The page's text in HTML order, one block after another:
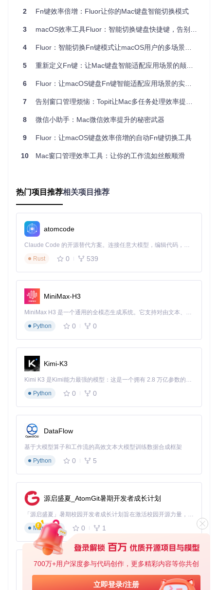
700万+用户深度参与代码创作，更多精彩内容等你共创
立即登录/注册
理效率提升了近30%。
图：Fluor的运行应用管理界面，可直观查看和设置各应用的F
核心功能解析：从问题到解决方案
智能应用识别与自动切换
解决方案：实时监测活跃应用并应用预设规则
作成本
Fluor会在状态栏显示当前的Fn键模式：【Apple模式】（Fn
2键）。当你从浏览器切换到代码编辑器时，它会自动将模式
问题：不同应用对Fn键有不同需求，单一模式无法满足
解决方案：为每个应用设置独立的键位规则
效果：每个应用都能获得最适合的键位配置，实现"应用-键
位"的精准匹配
置Photoshop使用功能键模式，Safari使用Apple模式，特殊应
用则使用禁用模式。这种高度定制化的规则系统，让键盘真正
图：Fluor的偏好设置界面，可配置启动行为和默认模式
竞品对比：为什么选择Fluor？
Fluor 系统原生设置
自动
化程
全自动应用识别
占用
轻量级设计，内
存占用<5MB
力
支持每个应用独
支持但操作
成本 完全开源免费 免费 付费订阅制
Fluor的核心优势在于它平衡了自动化与资源效率，既提供了
商业软件才有的智能切换功能，又保持了开源工具的轻量特
性，这使得它在众多键位管理工具中脱颖而出。
快速上手：Fluor安装与使用指南
安装步骤
通过Git克隆仓库
打开终端，执行以下命令：
git clone https://gitcode.com/gh_mirrors/fl/
Fluor
2 Fn键效率倍增：Fluor让你的Mac键盘智能切换模式
3 macOS效率工具Fluor：智能切换键盘快捷键，告别Fn键频繁切换烦恼
4 Fluor：智能切换Fn键模式让macOS用户的多场景工作效率提升30%
5 重新定义Fn键：让Mac键盘智能适配应用场景的颠覆式工具
6 Fluor：让macOS键盘Fn键智能适配应用场景的实用工具
7 告别窗口管理烦恼：Topit让Mac多任务处理效率提升3倍
8 微信小助手：Mac微信效率提升的秘密武器
9 Fluor：让macOS键盘效率倍增的自动Fn键切换工具
10 Mac窗口管理效率工具：让你的工作流如丝般顺滑
热门项目推荐相关项目推荐
atomcode
Claude Code 的开源替代方案。连接任意大模型，编辑代码，运行命令，自动验证 — 全自动执行。用 Rust 构建，极致性能。 ｜ An open-source alternative to Claude Code. Connect any LLM, edit code, run commands, and verify changes — autonomously. Built in Rust for speed. Get Started
Rust
0 539
MiniMax-H3
MiniMax H3 是一个通用的全模态生成系统。它支持对由文本、图像、视频和音频组成的多模态上下文进行统一理解，并能生成分辨率高达 2K、时长可达 15 秒的带原生立体声音频的视频。得益于面向任务泛化的系统设计，H3 在预训练阶段就已具备广泛的多模态上下文理解与生成能力，能够出色地执行复杂的多模态指令。
Python
0 0
Kimi-K3
Kimi K3 是Kimi能力最强的模型：这是一个拥有 2.8 万亿参数的混合专家（MoE）模型，具备原生视觉理解能力，并支持 100 万 token 的上下文窗口。
Python
0 0
DataFlow
基于大模型算子和工作流的高效文本大模型训练数据合成框架
Python
0 5
源启盛夏_AtomGit暑期开发者成长计划
「源启盛夏」暑期校园开发者成长计划旨在激活校园开源力量，通过积分激励、认证扶持、资源倾斜等形式，引导高校组织和开发者完成「入驻 — 建项目 — 做贡献 — 获认证 — 得资源」的完整闭环。无论你是想带领社团入驻平台的组织者，还是希望用代码贡献证明自己的开发者，都能在这里找到属于你的成长路径。
Markdown
0 1
py-xiaozhi
基于Python的Xiaozhi AI，适用于想要完整Xiaozhi体验而无需拥有专用硬件的用户。